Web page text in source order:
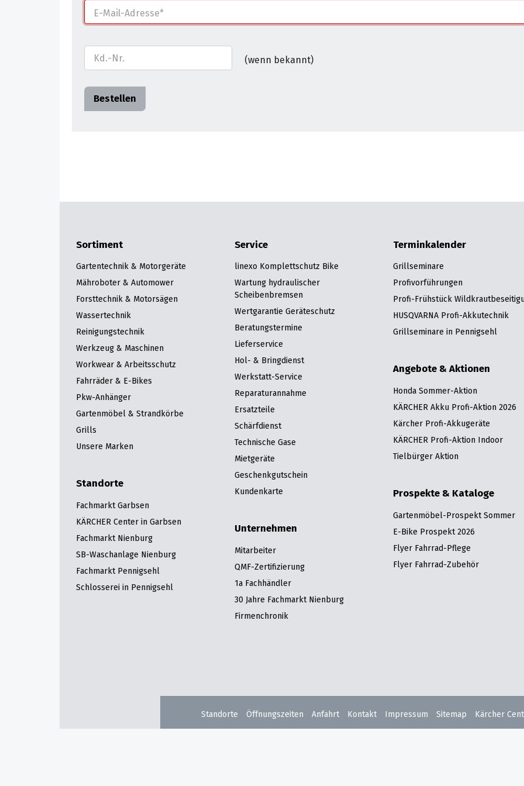
E-Mail-Adresse
Kd.-Nr. (wenn bekannt)
Das Formular kann abgeschickt werden, wenn alle mit * markierten Felder ausgefüllt sind.
Sortiment
Gartentechnik & Motorgeräte
Mähroboter & Automower
Forsttechnik & Motorsägen
Wassertechnik
Reinigungstechnik
Werkzeug & Maschinen
Workwear & Arbeitsschutz
Fahrräder & E-Bikes
Pkw-Anhänger
Gartenmöbel & Strandkörbe
Grills
Unsere Marken
Standorte
Fachmarkt Garbsen
KÄRCHER Center in Garbsen
Fachmarkt Nienburg
SB-Waschanlage Nienburg
Fachmarkt Pennigsehl
Schlosserei in Pennigsehl
Service
linexo Komplettschutz Bike
Wartung hydraulischer
Scheibenbremsen
Wertgarantie Geräteschutz
Beratungstermine
Lieferservice
Hol- & Bringdienst
Werkstatt-Service
Reparaturannahme
Ersatzteile
Schärfdienst
Technische Gase
Mietgeräte
Geschenkgutschein
Kundenkarte
Unternehmen
Mitarbeiter
QMF-Zertifizierung
1a Fachhändler
30 Jahre Fachmarkt Nienburg
Firmenchronik
Terminkalender
Grillseminare
Profivorführungen
Profi-Frühstück
HUSQVARNA Profi-Akkutechnik
Grillseminare in Pennigsehl
Angebote & Aktionen
Honda Sommer-Aktion
KÄRCHER Akku Profi-Aktion 2026
Kärcher Profi-Akkugeräte
KÄRCHER Profi-Aktion Indoor
Tielbürger Aktion
Prospekte & Kataloge
Gartenmöbel-Prospekt Sommer
E-Bike Prospekt 2026
Flyer Fahrrad-Pflege
Flyer Fahrrad-Zubehör
Standorte Öffnungszeiten Anfahrt Kontakt Impressum Sitemap Kärcher